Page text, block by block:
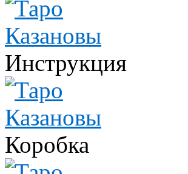
Инструкция
Коробка